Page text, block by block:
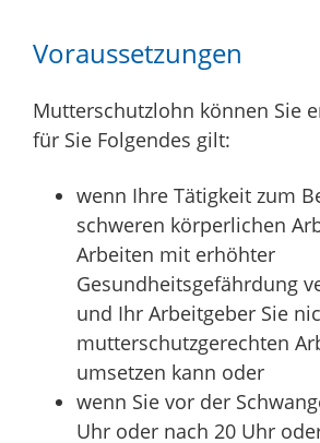
Voraussetzungen
Mutterschutzlohn können Sie
für Sie Folgendes gilt:
wenn Ihre Tätigkeit zum
schweren körperlichen
Arbeiten mit erhöhter
Gesundheitsgefährdung
und Ihr Arbeitgeber Sie
mutterschutzgerechten
umsetzen kann oder
wenn Sie vor der
Uhr oder nach 20 Uhr